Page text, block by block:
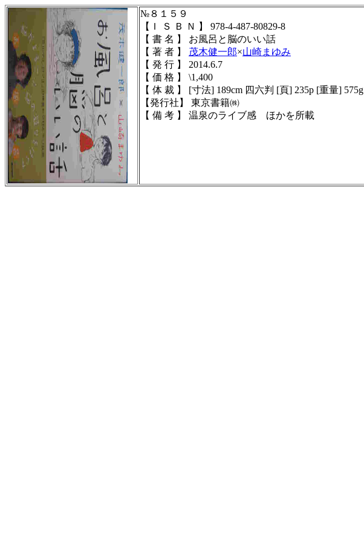
№８１５９
【Ｉ Ｓ Ｂ Ｎ 】 978-4-487-80829-8
【 書 名 】 お風呂と脳のいい話
【 著 者 】 茂木健一郎×山崎まゆみ
【 発 行 】 2014.6.7
【 価 格 】 \1,400
【 体 裁 】
[寸法] 189cm 四六判 [頁] 235p [重量] 575g
【発行社】 東京書籍㈱
【 備 考 】 温泉のライブ感 ほかを所載